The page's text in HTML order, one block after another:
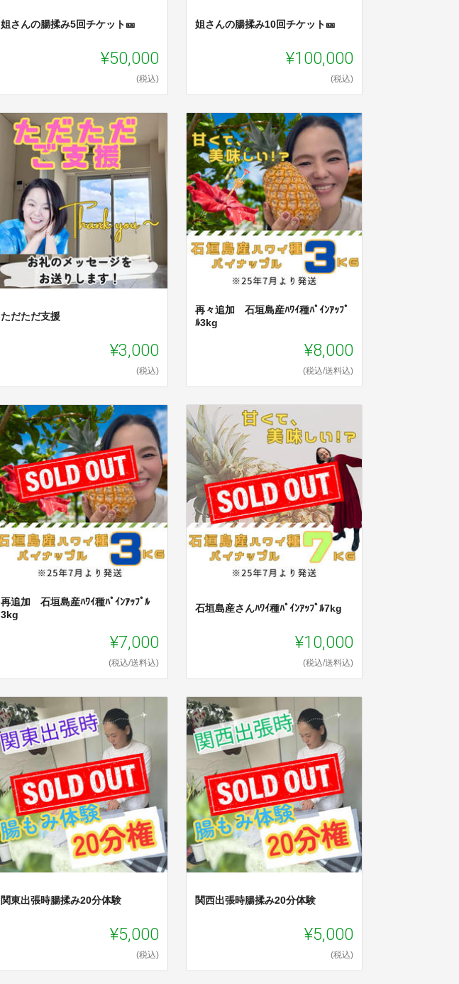
姐さんの腸揉み5回チケット🎫
¥50,000
(税込)
姐さんの腸揉み10回チケット🎫
¥100,000
(税込)
ただただ支援
¥3,000
(税込)
再々追加 石垣島産ﾊﾜｲ種ﾊﾟｲﾝｱｯﾌﾟ
ﾙ3kg
¥8,000
(税込/送料込)
再追加 石垣島産ﾊﾜｲ種ﾊﾟｲﾝｱｯﾌﾟﾙ
3kg
¥7,000
(税込/送料込)
石垣島産さんﾊﾜｲ種ﾊﾟｲﾝｱｯﾌﾟﾙ7kg
¥10,000
(税込/送料込)
関東出張時腸揉み20分体験
¥5,000
(税込)
関西出張時腸揉み20分体験
¥5,000
(税込)